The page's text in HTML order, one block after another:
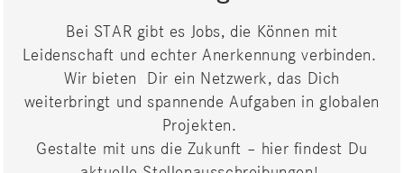
Bei STAR gibt es Jobs, die Können mit
Leidenschaft und echter Anerkennung verbinden.
Wir bieten Dir ein Netzwerk, das Dich
weiterbringt und spannende Aufgaben in globalen
Projekten.
Gestalte mit uns die Zukunft – hier findest Du